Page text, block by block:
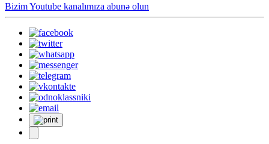
Bizim Youtube kanalımıza abunə olun